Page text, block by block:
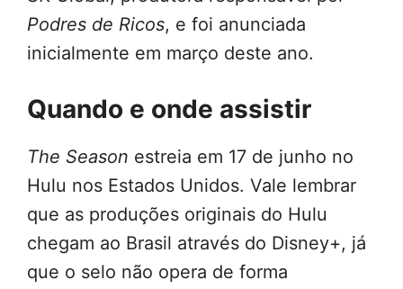
Podres de Ricos, e foi anunciada
inicialmente em março deste ano.
Quando e onde assistir
The Season estreia em 17 de junho no
Hulu nos Estados Unidos. Vale lembrar
que as produções originais do Hulu
chegam ao Brasil através do Disney+, já
que o selo não opera de forma